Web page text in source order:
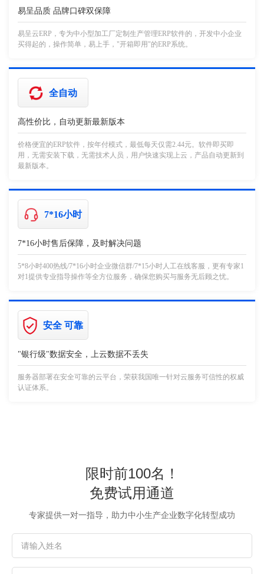
易呈品质 品牌口碑双保障
易呈云ERP，专为中小型加工厂定制生产管理ERP软件的，开发中小企业
买得起的，操作简单，易上手，"开箱即用"的ERP系统。
全自动
高性价比，自动更新最新版本
价格便宜的ERP软件，按年付模式，最低每天仅需2.44元。软件即买即
用，无需安装下载，无需技术人员，用户快速实现上云，产品自动更新到
最新版本。
7*16小时
7*16小时售后保障，及时解决问题
5*8小时400热线/7*16小时企业微信群/7*15小时人工在线客服，更有专家1
对1提供专业指导操作等全方位服务，确保您购买与服务无后顾之忧。
安全 可靠
"银行级"数据安全，上云数据不丢失
服务器部署在安全可靠的云平台，荣获我国唯一针对云服务可信性的权威
认证体系。
限时前100名！
免费试用通道
专家提供一对一指导，助力中小生产企业数字化转型成功